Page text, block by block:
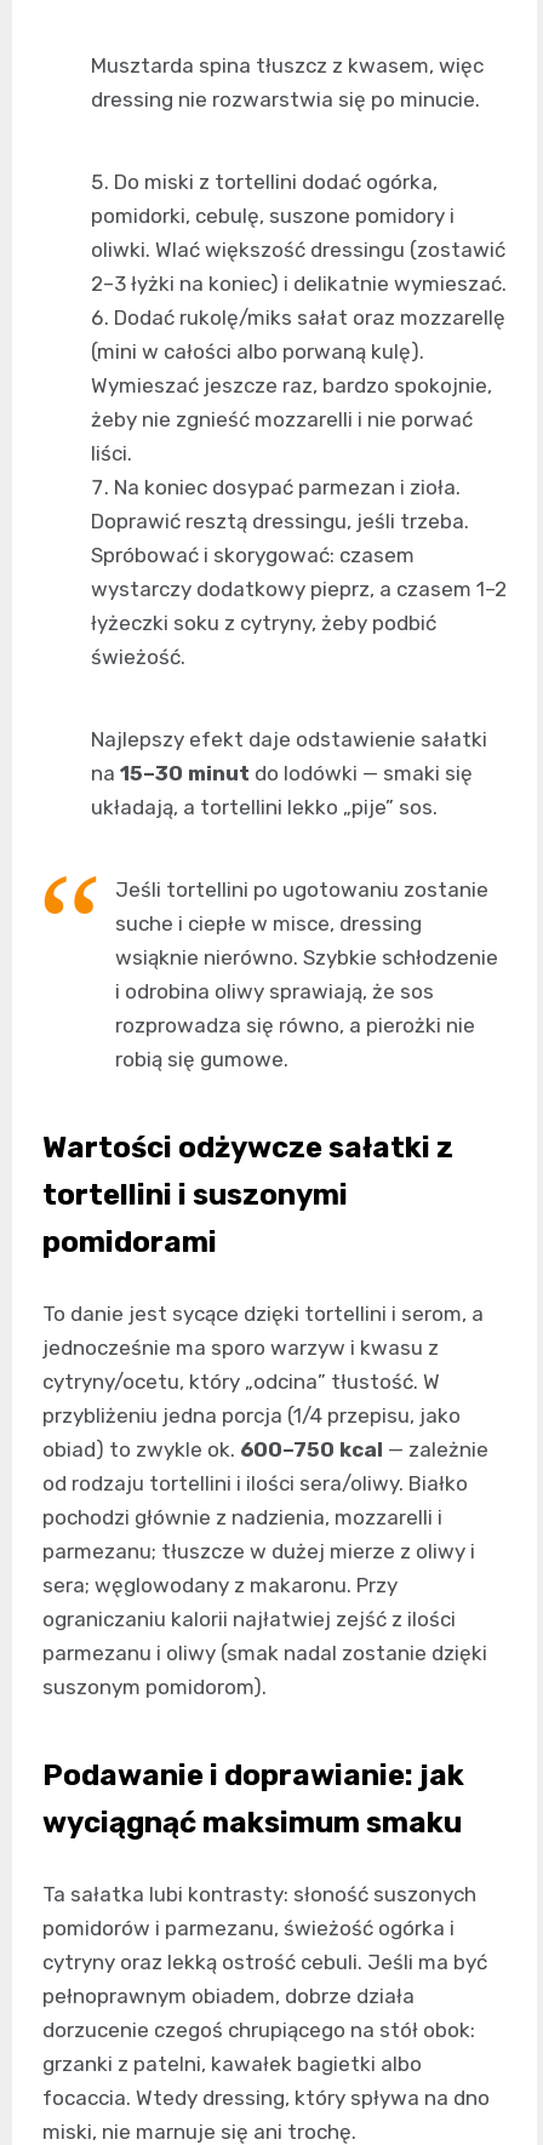
Musztarda spina tłuszcz z kwasem, więc
dressing nie rozwarstwia się po minucie.
Do miski z tortellini dodać ogórka,
pomidorki, cebulę, suszone pomidory i
oliwki. Wlać większość dressingu (zostawić
2–3 łyżki na koniec) i delikatnie wymieszać.
Dodać rukolę/miks sałat oraz mozzarellę
(mini w całości albo porwaną kulę).
Wymieszać jeszcze raz, bardzo spokojnie,
żeby nie zgnieść mozzarelli i nie porwać
liści.
Na koniec dosypać parmezan i zioła.
Doprawić resztą dressingu, jeśli trzeba.
Spróbować i skorygować: czasem
wystarczy dodatkowy pieprz, a czasem 1–2
łyżeczki soku z cytryny, żeby podbić
świeżość.
Najlepszy efekt daje odstawienie sałatki
na 15–30 minut do lodówki — smaki się
układają, a tortellini lekko „pije” sos.
Jeśli tortellini po ugotowaniu zostanie
suche i ciepłe w misce, dressing
wsiąknie nierówno. Szybkie schłodzenie
i odrobina oliwy sprawiają, że sos
rozprowadza się równo, a pierożki nie
robią się gumowe.
Wartości odżywcze sałatki z
tortellini i suszonymi
pomidorami
To danie jest sycące dzięki tortellini i serom, a
jednocześnie ma sporo warzyw i kwasu z
cytryny/ocetu, który „odcina” tłustość. W
przybliżeniu jedna porcja (1/4 przepisu, jako
obiad) to zwykle ok. 600–750 kcal — zależnie
od rodzaju tortellini i ilości sera/oliwy. Białko
pochodzi głównie z nadzienia, mozzarelli i
parmezanu; tłuszcze w dużej mierze z oliwy i
sera; węglowodany z makaronu. Przy
ograniczaniu kalorii najłatwiej zejść z ilości
parmezanu i oliwy (smak nadal zostanie dzięki
suszonym pomidorom).
Podawanie i doprawianie: jak
wyciągnąć maksimum smaku
Ta sałatka lubi kontrasty: słoność suszonych
pomidorów i parmezanu, świeżość ogórka i
cytryny oraz lekką ostrość cebuli. Jeśli ma być
pełnoprawnym obiadem, dobrze działa
dorzucenie czegoś chrupiącego na stół obok:
grzanki z patelni, kawałek bagietki albo
focaccia. Wtedy dressing, który spływa na dno
miski, nie marnuje się ani trochę.